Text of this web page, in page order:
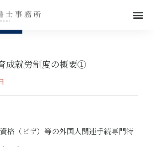
成就労制度の概要①
格（ビザ）等の外国人関連手続専門特